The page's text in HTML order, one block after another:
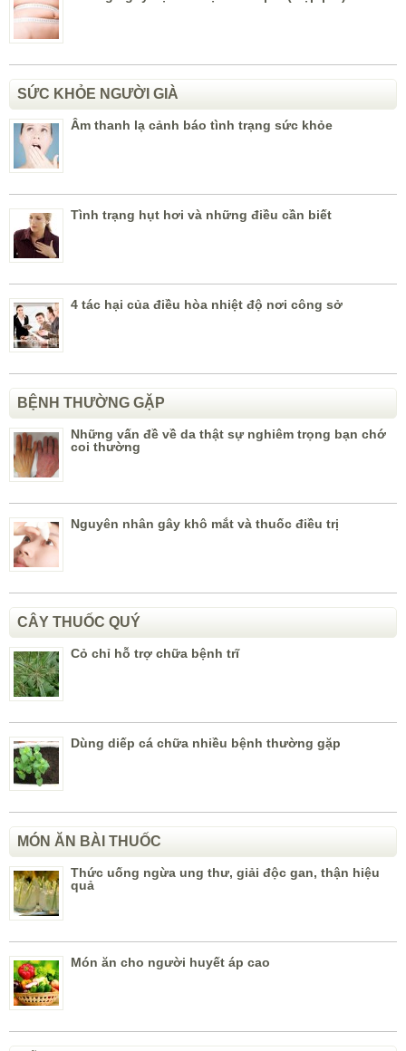
SỨC KHỎE NGƯỜI GIÀ
Âm thanh lạ cảnh báo tình trạng sức khỏe
Tình trạng hụt hơi và những điều cần biết
4 tác hại của điều hòa nhiệt độ nơi công sở
BỆNH THƯỜNG GẶP
Những vấn đề về da thật sự nghiêm trọng bạn chớ
coi thường
Nguyên nhân gây khô mắt và thuốc điều trị
CÂY THUỐC QUÝ
Cỏ chỉ hỗ trợ chữa bệnh trĩ
Dùng diếp cá chữa nhiều bệnh thường gặp
MÓN ĂN BÀI THUỐC
Thức uống ngừa ung thư, giải độc gan, thận hiệu
quả
Món ăn cho người huyết áp cao